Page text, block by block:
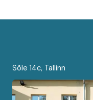
Sõle 14c, Tallinn